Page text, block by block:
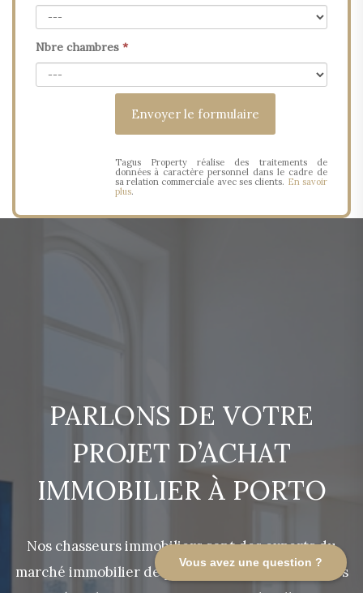
Vous avez une question ?
Nbre chambres *
Tagus Property réalise des traitements de
données à caractère personnel dans le cadre de
sa relation commerciale avec ses clients. En savoir
plus.
PARLONS DE VOTRE
PROJET D’ACHAT
IMMOBILIER À PORTO
Nos chasseurs immobiliers sont des experts du
marché immobilier de prestige à Porto. Depuis des